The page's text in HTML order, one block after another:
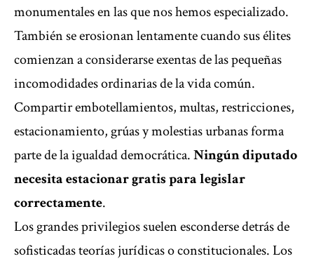
monumentales en las que nos hemos especializado.
También se erosionan lentamente cuando sus élites
comienzan a considerarse exentas de las pequeñas
incomodidades ordinarias de la vida común.
Compartir embotellamientos, multas, restricciones,
estacionamiento, grúas y molestias urbanas forma
parte de la igualdad democrática.Ningún diputado
necesita estacionar gratis para legislar
correctamente.
Los grandes privilegios suelen esconderse detrás de
sofisticadas teorías jurídicas o constitucionales. Los